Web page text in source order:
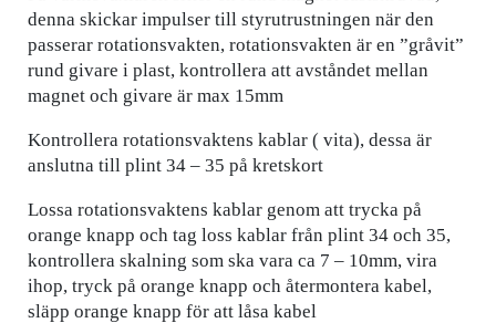
denna skickar impulser till styrutrustningen när den
passerar rotationsvakten, rotationsvakten är en ”gråvit”
rund givare i plast, kontrollera att avståndet mellan
magnet och givare är max 15mm
Kontrollera rotationsvaktens kablar ( vita), dessa är
anslutna till plint 34 – 35 på kretskort
Lossa rotationsvaktens kablar genom att trycka på
orange knapp och tag loss kablar från plint 34 och 35,
kontrollera skalning som ska vara ca 7 – 10mm, vira
ihop, tryck på orange knapp och återmontera kabel,
släpp orange knapp för att låsa kabel